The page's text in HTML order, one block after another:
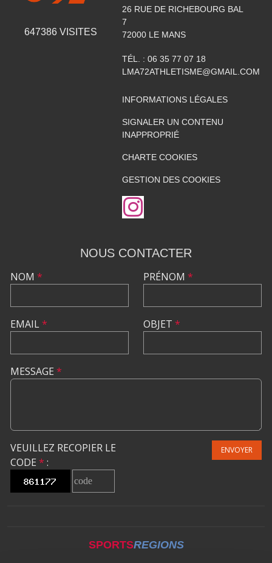
647386 VISITES
26 RUE DE RICHEBOURG BAL
7
72000 LE MANS
TÉL. : 06 35 77 07 18
LMA72ATHLETISME@GMAIL.COM
INFORMATIONS LÉGALES
SIGNALER UN CONTENU
INAPPROPRIÉ
CHARTE COOKIES
GESTION DES COOKIES
NOUS CONTACTER
NOM *
EMAIL*
PRÉNOM *
OBJET *
MESSAGE *
VEUILLEZ RECOPIER LE
CODE * :
ENVOYER
SPORTSREGIONS